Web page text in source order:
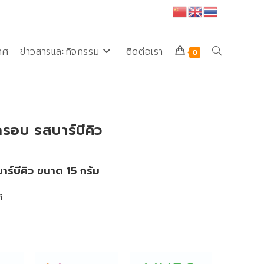
ศ ข่าวสารและกิจกรรม ติดต่อเรา 0 Toggle
อบ รสบาร์บีคิว
ร์บีคิว ขนาด 15 กรัม